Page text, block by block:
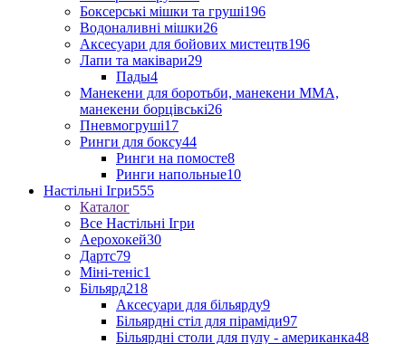
Боксерські мішки та груші196
Водоналивні мішки26
Аксесуари для бойових мистецтв196
Лапи та маківари29
Пады4
Манекени для боротьби, манекени ММА,
манекени борцівські26
Пневмогруші17
Ринги для боксу44
Ринги на помосте8
Ринги напольные10
Настільні Ігри555
Каталог
Все Настільні Ігри
Аерохокей30
Дартс79
Міні-теніс1
Більярд218
Аксесуари для більярду9
Більярдні стіл для піраміди97
Більярдні столи для пулу - американка48